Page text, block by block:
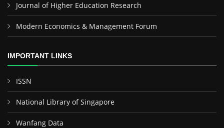
Journal of Higher Education Research
Modern Economics & Management Forum
IMPORTANT LINKS
ISSN
National Library of Singapore
Wanfang Data